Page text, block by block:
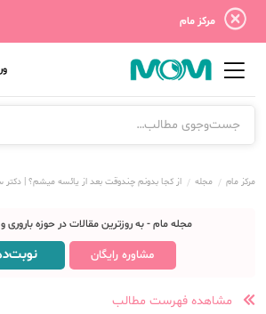
مرکز مام
مرکز مام مجله از کجا بدونم چندوقت بعد از یائسه میشم؟ | دکتر
مجله مام - به روزترین مقالات در حوزه باروری و
مشاوره رایگان
مشاهده فهرست مطالب